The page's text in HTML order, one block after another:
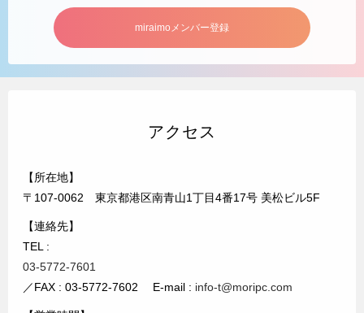
miraimoメンバー登録
アクセス
【所在地】
〒107-0062 東京都港区南青山1丁目4番17号 美松ビル5F
【連絡先】
TEL :
03-5772-7601
／FAX : 03-5772-7602 E-mail : info-t@moripc.com